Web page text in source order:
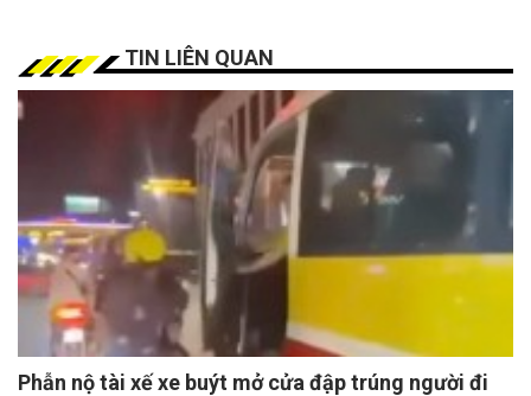
TIN LIÊN QUAN
Phẫn nộ tài xế xe buýt mở cửa đập trúng người đi